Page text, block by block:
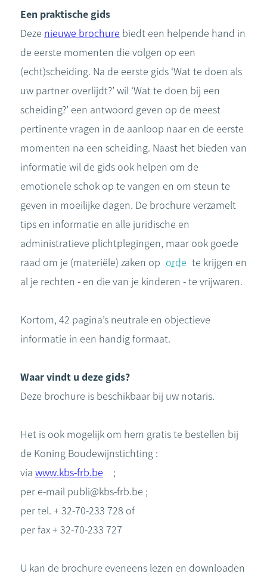
Een praktische gids
Deze nieuwe brochure biedt een helpende hand in
de eerste momenten die volgen op een
(echt)scheiding. Na de eerste gids ‘Wat te doen als
uw partner overlijdt?’ wil ‘Wat te doen bij een
scheiding?’ een antwoord geven op de meest
pertinente vragen in de aanloop naar en de eerste
momenten na een scheiding. Naast het bieden van
informatie wil de gids ook helpen om de
emotionele schok op te vangen en om steun te
geven in moeilijke dagen. De brochure verzamelt
tips en informatie en alle juridische en
administratieve plichtplegingen, maar ook goede
raad om je (materiële) zaken op orde te krijgen en
al je rechten - en die van je kinderen - te vrijwaren.
Kortom, 42 pagina’s neutrale en objectieve
informatie in een handig formaat.
Waar vindt u deze gids?
Deze brochure is beschikbaar bij uw notaris.
Het is ook mogelijk om hem gratis te bestellen bij
de Koning Boudewijnstichting :
via www.kbs-frb.be
;
per e-mail publi@kbs-frb.be ;
per tel. + 32-70-233 728 of
per fax + 32-70-233 727
U kan de brochure eveneens lezen en downloaden